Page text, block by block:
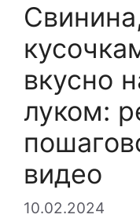
вкусно
луком:
видео
10.02.2024